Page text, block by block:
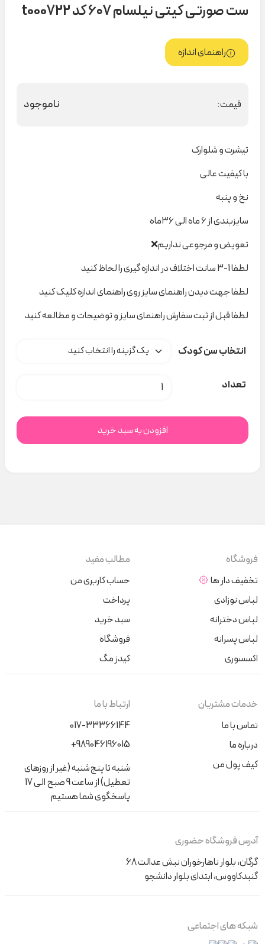
ست صورتی کیتی نیلسام ۶۰۷ کد t000722
راهنمای اندازه
قیمت: ناموجود
تیشرت و شلوارک
با کیفیت عالی
نخ و پنبه
سایزبندی از ۶ ماه الی ۳۶ماه
تعویض و مرجوعی نداریم❌
لطفا 1-3 سانت اختلاف در اندازه گیری را لحاظ کنید
لطفا جهت دیدن راهنمای سایز روی راهنمای اندازه کلیک کنید
لطفا قبل از ثبت سفارش راهنمای سایز و توضیحات و مطالعه کنید
انتخاب سن کودک
تعداد ست صورتی کیتی نیلسام ۶۰۷ کد t000722 عدد
افزودن به سبد خرید
فروشگاه
تخفیف دار ها
لباس نوزادی
لباس دخترانه
لباس پسرانه
اکسسوری
مطالب مفید
حساب کاربری من
پرداخت
سبد خرید
فروشگاه
کیدز مگ
خدمات مشتریان
تماس با ما
درباره ما
کیف پول من
ارتباط با ما
017-33366144
+989046196015
شنبه تا پنج‌شنبه (غیر از روزهای
تعطیل) از ساعت 9 صبح الی 17
پاسخگوی شما هستیم
آدرس فروشگاه حضوری
گرگان، بلوار ناهارخوران نبش عدالت 68
گنبدکاووس، ابتدای بلوار دانشجو
شبکه های اجتماعی